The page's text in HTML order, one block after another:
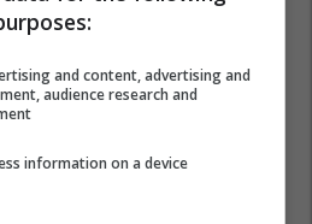
and content, advertising and
audience research and
information on a device